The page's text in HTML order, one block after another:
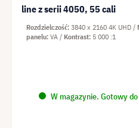
line z serii 4050, 55 cali
W magazynie. Gotowy
Rozdzielczość 3840 x 2160 4K UHD
panelu VA Kontrast 5 000 :1